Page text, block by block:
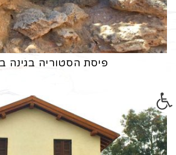
פתח סרגל נגישות
פיסת הסטוריה בגינה